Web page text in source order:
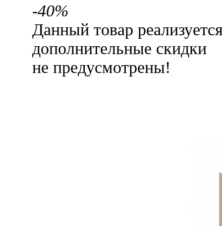
-40%
Данный товар
дополнительные скидки
не предусмотрены!